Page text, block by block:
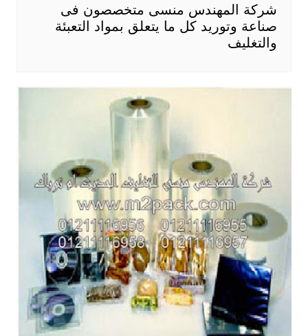
شركة المهندس منسى متخصصون فى
صناعة وتوريد كل ما يتعلق بمواد التعبئة
والتغليف